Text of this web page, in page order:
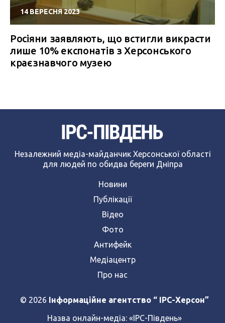
14 ВЕРЕСНЯ 2023
Росіяни заявляють, що встигли викрасти
лише 10% експонатів з Херсонського
краєзнавчого музею
Незалежний медіа-майданчик Херсонської області
для людей по обидва береги Дніпра
Новини
Публікації
Відео
Фото
Антифейк
Медіацентр
Про нас
© 2026 Інформаційне агентство “ IPC-Херсон”
Назва онлайн-медіа: «ІРС-Південь»